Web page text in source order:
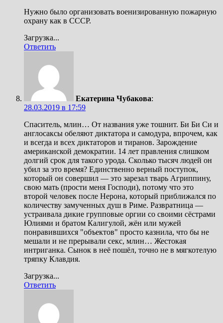
Нужно было организовать военизированную пожарную
охрану как в СССР.
Загрузка...
Ответить
Екатерина Чубакова:
28.03.2019 в 17:59
Спаситель, млин… От названия уже тошнит. Би Би Си и
англосаксы обеляют диктатора и самодура, впрочем, как
и всегда и всех диктаторов и тиранов. Зарождение
американской демократии. 14 лет правления слишком
долгий срок для такого урода. Сколько тысяч людей он
убил за это время? Единственно верный поступок,
который он совершил — это зарезал тварь Агриппину,
свою мать (прости меня Господи), потому что это
второй человек после Нерона, который приближался по
количеству замученных душ в Риме. Развратница —
устраивала дикие групповые оргии со своими сёстрами
Юлиями и братом Калигулой, жён или мужей
понравившихся "объектов" просто казнила, что бы не
мешали и не прерывали секс, млин… Жестокая
интриганка. Сынок в неё пошёл, точно не в мягкотелую
тряпку Клавдия.
Загрузка...
Ответить